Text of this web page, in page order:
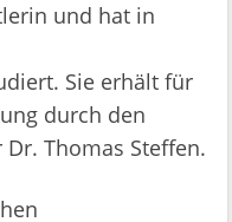
und hat in
Sie erhält für
durch den
Thomas Steffen.